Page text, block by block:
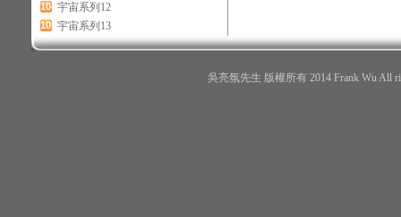
104 宇宙系列12
105 宇宙系列13
吳亮氛先生 版權所有 2014 Frank Wu All